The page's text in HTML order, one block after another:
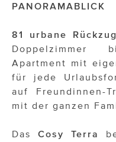
PANORAMABLICK
81 urbane
Doppelzimmer
Apartment mit
für jede
auf Freundinnen-
mit der ganzen
Das Cosy Terra